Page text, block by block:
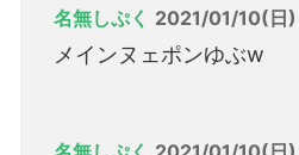
名無しぷく 2021/01/10(日
メインヌェポンゆぶw